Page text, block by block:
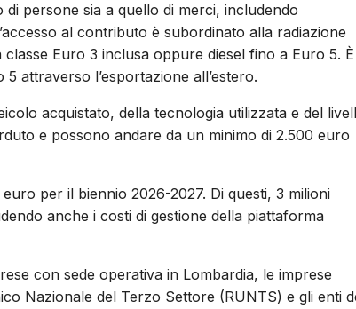
di persone sia a quello di merci, includendo
al contributo è subordinato alla radiazione
Euro 3 inclusa oppure diesel fino a Euro 5. È
attraverso l’esportazione all’estero.
acquistato, della tecnologia utilizzata e del
e possono andare da un minimo di 2.500 euro
per il biennio 2026-2027. Di questi, 3 milioni
anche i costi di gestione della piattaforma
con sede operativa in Lombardia, le imprese
Nazionale del Terzo Settore (RUNTS) e gli enti